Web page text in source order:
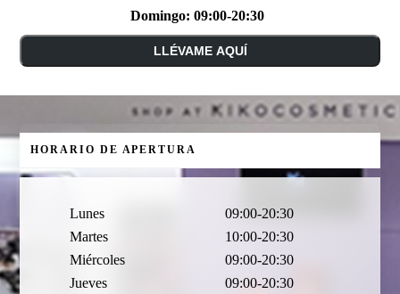
Domingo:09:00-20:30
LLÉVAME AQUÍ
HORARIO DE APERTURA
Lunes
09:00-20:30
Martes
10:00-20:30
Miércoles
09:00-20:30
Jueves
09:00-20:30